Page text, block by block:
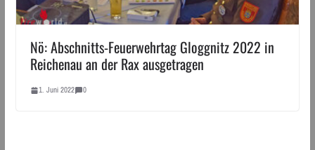
Nö: Abschnitts-Feuerwehrtag Gloggnitz 2022 in
Reichenau an der Rax ausgetragen
1. Juni 2022 0